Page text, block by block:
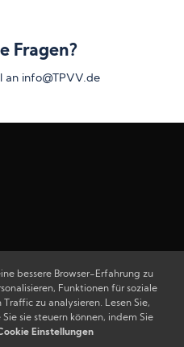
Fragen?
an info@TPVV.de
bessere Browser-Erfahrung zu
Funktionen für soziale
zu analysieren. Lesen Sie,
sie steuern können, indem Sie
Einstellungen